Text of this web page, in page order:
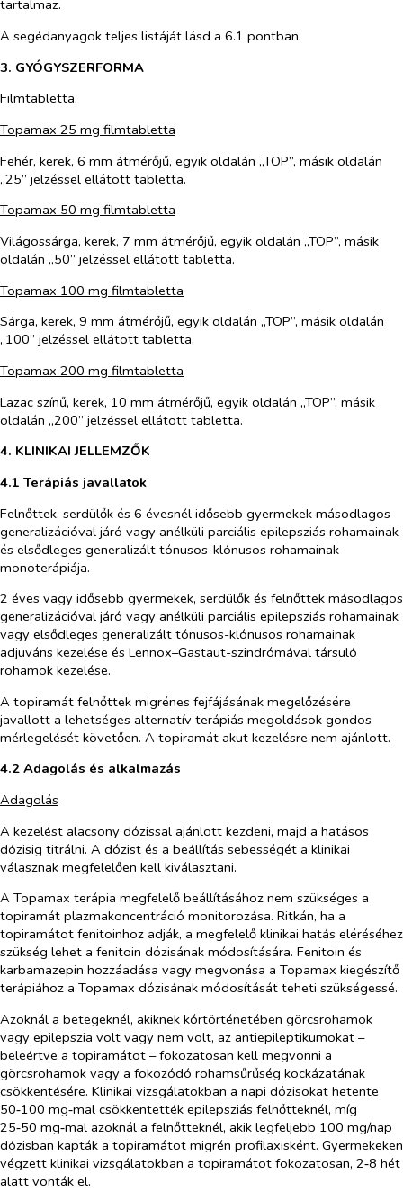
tartalmaz.
A segédanyagok teljes listáját lásd a 6.1 pontban.
3. GYÓGYSZERFORMA
Filmtabletta.
Topamax 25 mg filmtabletta
Fehér, kerek, 6 mm átmérőjű, egyik oldalán „TOP”, másik oldalán
„25” jelzéssel ellátott tabletta.
Topamax 50 mg filmtabletta
Világossárga, kerek, 7 mm átmérőjű, egyik oldalán „TOP”, másik
oldalán „50” jelzéssel ellátott tabletta.
Topamax 100 mg filmtabletta
Sárga, kerek, 9 mm átmérőjű, egyik oldalán „TOP”, másik oldalán
„100” jelzéssel ellátott tabletta.
Topamax 200 mg filmtabletta
Lazac színű, kerek, 10 mm átmérőjű, egyik oldalán „TOP”, másik
oldalán „200” jelzéssel ellátott tabletta.
4. KLINIKAI JELLEMZŐK
4.1 Terápiás javallatok
Felnőttek, serdülők és 6 évesnél idősebb gyermekek másodlagos
generalizációval járó vagy anélküli parciális epilepsziás rohamainak
és elsődleges generalizált tónusos-klónusos rohamainak
monoterápiája.
2 éves vagy idősebb gyermekek, serdülők és felnőttek másodlagos
generalizációval járó vagy anélküli parciális epilepsziás rohamainak
vagy elsődleges generalizált tónusos-klónusos rohamainak
adjuváns kezelése és Lennox–Gastaut-szindrómával társuló
rohamok kezelése.
A topiramát felnőttek migrénes fejfájásának megelőzésére
javallott a lehetséges alternatív terápiás megoldások gondos
mérlegelését követően. A topiramát akut kezelésre nem ajánlott.
4.2 Adagolás és alkalmazás
Adagolás
A kezelést alacsony dózissal ajánlott kezdeni, majd a hatásos
dózisig titrálni. A dózist és a beállítás sebességét a klinikai
válasznak megfelelően kell kiválasztani.
A Topamax terápia megfelelő beállításához nem szükséges a
topiramát plazmakoncentráció monitorozása. Ritkán, ha a
topiramátot fenitoinhoz adják, a megfelelő klinikai hatás eléréséhez
szükség lehet a fenitoin dózisának módosítására. Fenitoin és
karbamazepin hozzáadása vagy megvonása a Topamax kiegészítő
terápiához a Topamax dózisának módosítását teheti szükségessé.
Azoknál a betegeknél, akiknek kórtörténetében görcsrohamok
vagy epilepszia volt vagy nem volt, az antiepileptikumokat –
beleértve a topiramátot – fokozatosan kell megvonni a
görcsrohamok vagy a fokozódó rohamsűrűség kockázatának
csökkentésére. Klinikai vizsgálatokban a napi dózisokat hetente
50‑100 mg‑mal csökkentették epilepsziás felnőtteknél, míg
25‑50 mg‑mal azoknál a felnőtteknél, akik legfeljebb 100 mg/nap
dózisban kapták a topiramátot migrén profilaxisként. Gyermekeken
végzett klinikai vizsgálatokban a topiramátot fokozatosan, 2‑8 hét
alatt vonták el.